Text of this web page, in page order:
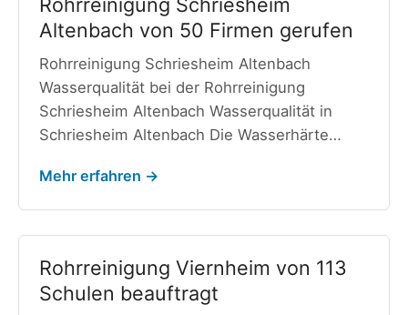
Altenbach von 50 Firmen gerufen
Rohrreinigung Schriesheim Altenbach
Wasserqualität bei der Rohrreinigung
Schriesheim Altenbach Wasserqualität in
Schriesheim Altenbach Die Wasserhärte…
Mehr erfahren →
Rohrreinigung Viernheim von 113
Schulen beauftragt